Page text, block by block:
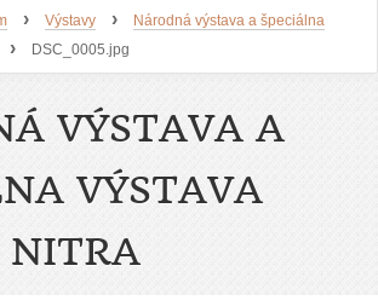
› Výstavy ›
Národná výstava a špeciálna
› DSC_0005.jpg
VÝSTAVA A
VÝSTAVA
NITRA